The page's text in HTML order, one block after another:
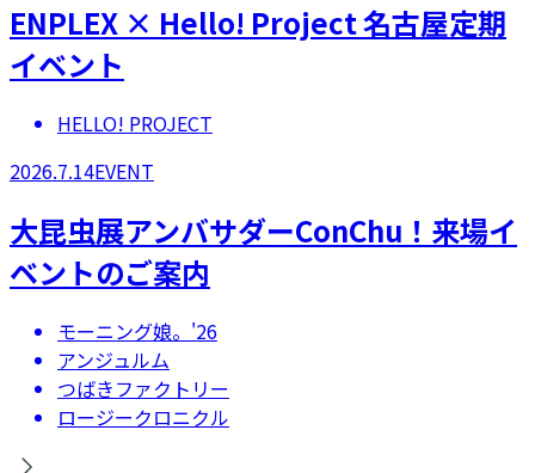
ENPLEX × Hello! Project 名古屋定期
イベント
HELLO! PROJECT
2026.7.14EVENT
大昆虫展アンバサダーConChu！来場イ
ベントのご案内
モーニング娘。'26
アンジュルム
つばきファクトリー
ロージークロニクル